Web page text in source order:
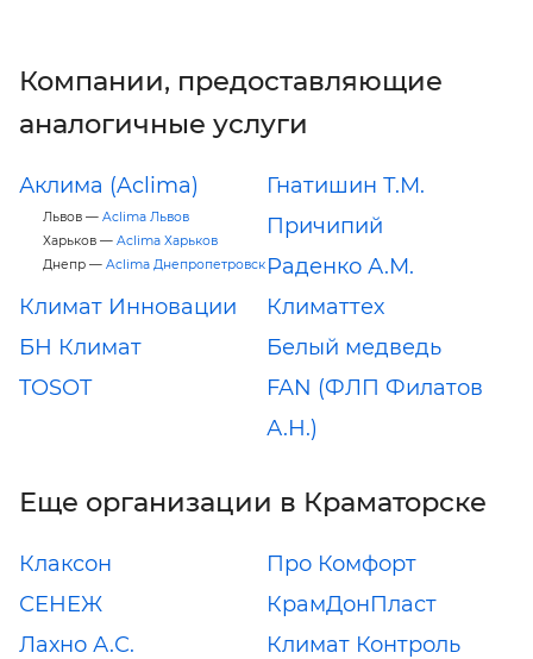
Компании, предоставляющие
аналогичные услуги
Аклима (Aclima)
Львов — Aclima Львов
Харьков — Aclima Харьков
Днепр — Aclima Днепропетровск
Гнатишин Т.М.
Причипий
Раденко А.М.
Климат Инновации
Климаттех
БН Климат
Белый медведь
TOSOT
FAN (ФЛП Филатов
А.Н.)
Еще организации в Краматорске
Клаксон
Про Комфорт
СЕНЕЖ
КрамДонПласт
Лахно А.С.
Климат Контроль